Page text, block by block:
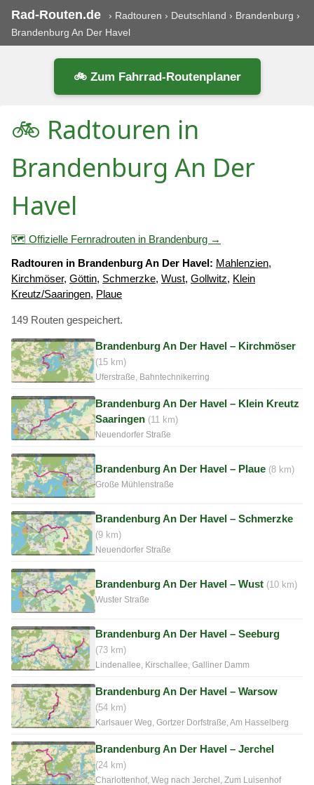
Rad-Routen.de › Radtouren › Deutschland › Brandenburg ›
Brandenburg An Der Havel
🚲 Zum Fahrrad-Routenplaner
🚲 Radtouren in
Brandenburg An Der
Havel
🗺️ Offizielle Fernradrouten in Brandenburg →
Radtouren in Brandenburg An Der Havel: Mahlenzien,
Kirchmöser, Göttin, Schmerzke, Wust, Gollwitz, Klein
Kreutz/Saaringen, Plaue
149 Routen gespeichert.
Brandenburg An Der Havel – Kirchmöser
(15 km)
Uferstraße, Bahntechnikerring
Brandenburg An Der Havel – Klein Kreutz
Saaringen (11 km)
Neuendorfer Straße
Brandenburg An Der Havel – Plaue (8 km)
Große Mühlenstraße
Brandenburg An Der Havel – Schmerzke
(9 km)
Neuendorfer Straße
Brandenburg An Der Havel – Wust (10 km)
Wuster Straße
Brandenburg An Der Havel – Seeburg
(73 km)
Lindenallee, Kirschallee, Galliner Damm
Brandenburg An Der Havel – Warsow
(54 km)
Karlsauer Weg, Gortzer Dorfstraße, Am Hasselberg
Brandenburg An Der Havel – Jerchel
(24 km)
Charlottenhof, Weg nach Jerchel, Zum Luisenhof